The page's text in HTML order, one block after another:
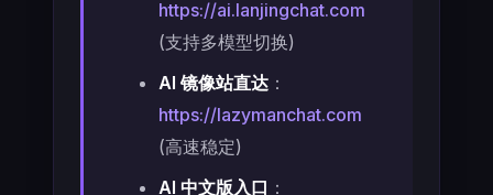
https://ai.lanjingchat.com
(支持多模型切换)
AI 镜像站直达 ：
https://lazymanchat.com
(高速稳定)
AI 中文版入口 ：